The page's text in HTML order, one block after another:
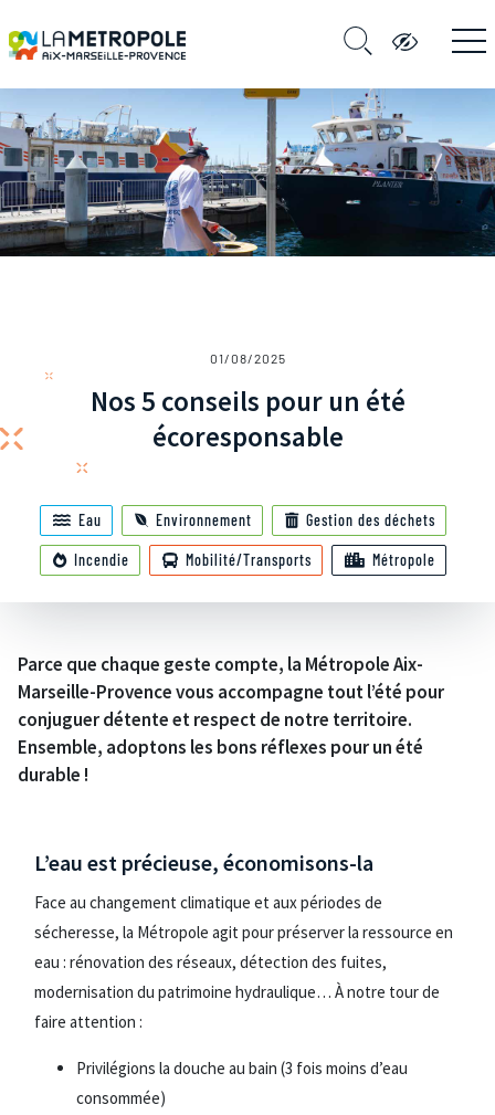
01/08/2025
Nos 5 conseils pour un été
écoresponsable
Eau Environnement Gestion des déchets
Incendie Mobilité/Transports Métropole
Parce que chaque geste compte, la Métropole Aix-
Marseille-Provence vous accompagne tout l’été pour
conjuguer détente et respect de notre territoire.
Ensemble, adoptons les bons réflexes pour un été
durable !
L’eau est précieuse, économisons-la
Face au changement climatique et aux périodes de
sécheresse, la Métropole agit pour préserver la ressource en
eau : rénovation des réseaux, détection des fuites,
modernisation du patrimoine hydraulique… À notre tour de
faire attention :
Privilégions la douche au bain (3 fois moins d’eau
consommée)